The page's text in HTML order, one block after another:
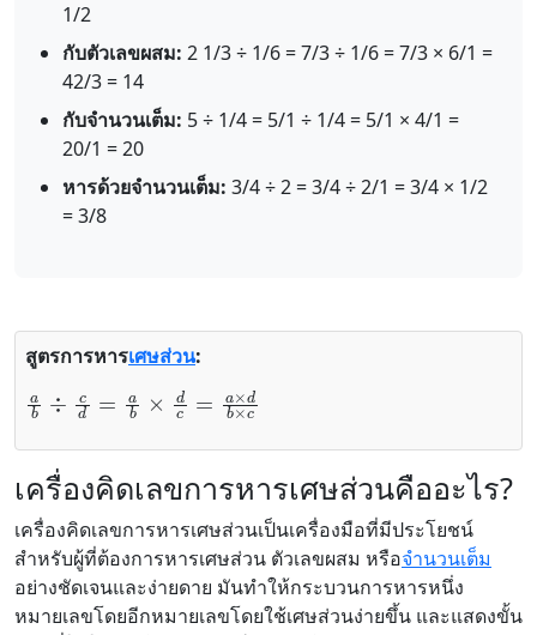
1/2
กับตัวเลขผสม: 2 1/3 ÷ 1/6 = 7/3 ÷ 1/6 = 7/3 × 6/1 =
42/3 = 14
กับจำนวนเต็ม: 5 ÷ 1/4 = 5/1 ÷ 1/4 = 5/1 × 4/1 =
20/1 = 20
หารด้วยจำนวนเต็ม: 3/4 ÷ 2 = 3/4 ÷ 2/1 = 3/4 × 1/2
= 3/8
สูตรการหารเศษส่วน:
=a b× c
เครื่องคิดเลขการหารเศษส่วนคืออะไร?
เครื่องคิดเลขการหารเศษส่วนเป็นเครื่องมือที่มีประโยชน์
สำหรับผู้ที่ต้องการหารเศษส่วน ตัวเลขผสม หรือจำนวนเต็ม
อย่างชัดเจนและง่ายดาย มันทำให้กระบวนการหารหนึ่ง
หมายเลขโดยอีกหมายเลขโดยใช้เศษส่วนง่ายขึ้น และแสดงขั้น